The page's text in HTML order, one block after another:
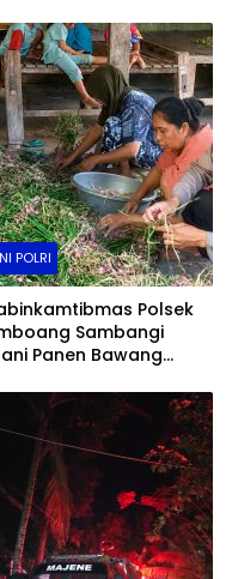
POLRI
Polsek
Sambangi
Panen Bawang
Ketahanan